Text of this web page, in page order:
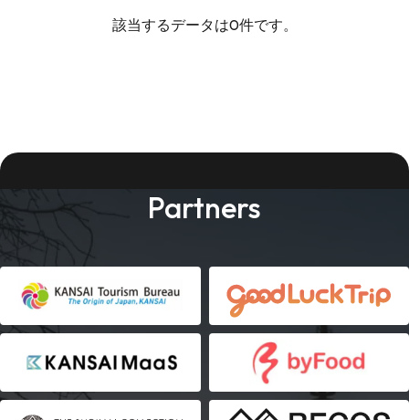
該当するデータは0件です。
Partners